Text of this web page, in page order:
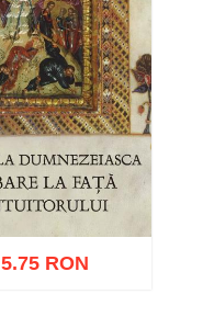
5.75 RON